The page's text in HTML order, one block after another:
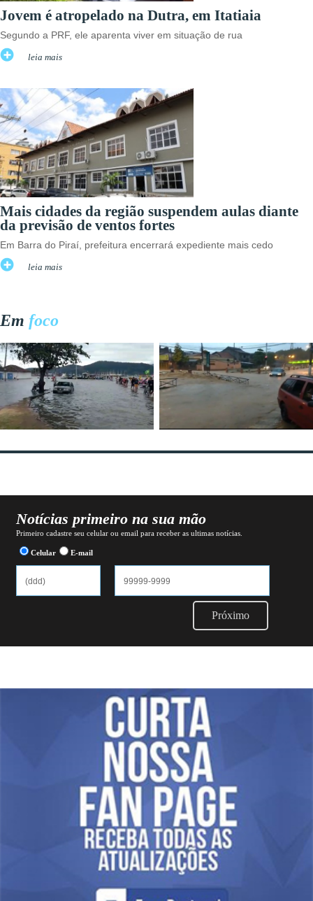
Jovem é atropelado na Dutra, em Itatiaia
Segundo a PRF, ele aparenta viver em situação de rua
leia mais
Mais cidades da região suspendem aulas diante
da previsão de ventos fortes
Em Barra do Piraí, prefeitura encerrará expediente mais cedo
leia mais
Em foco
Notícias primeiro na sua mão
Primeiro cadastre seu celular ou email para receber as ultimas notícias.
Celular E-mail
Próximo